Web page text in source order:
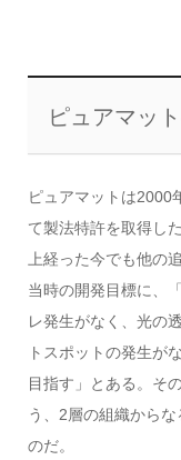
ピュアマッ
ピュアマットは2000
て製法特許を取得し
上経った今でも他の
当時の開発目標に、
レ発生がなく、光の
トスポットの発生が
目指す」とある。そ
う、2層の組織から
のだ。